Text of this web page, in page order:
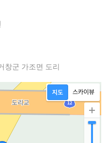
창군 가조면 도리